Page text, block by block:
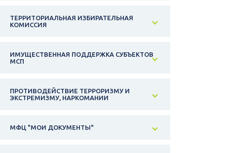
ТЕРРИТОРИАЛЬНАЯ ИЗБИРАТЕЛЬНАЯ
КОМИССИЯ
ИМУЩЕСТВЕННАЯ ПОДДЕРЖКА СУБЪЕКТОВ
МСП
ПРОТИВОДЕЙСТВИЕ ТЕРРОРИЗМУ И
ЭКСТРЕМИЗМУ, НАРКОМАНИИ
МФЦ "МОИ ДОКУМЕНТЫ"